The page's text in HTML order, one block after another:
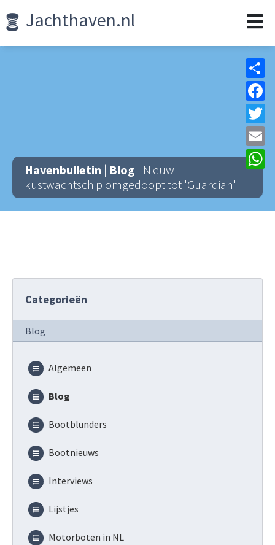
Jachthaven.nl
Havenbulletin | Blog | Nieuw
kustwachtschip omgedoopt tot 'Guardian'
Categorieën
Blog
Algemeen
Blog
Bootblunders
Bootnieuws
Interviews
Lijstjes
Motorboten in NL